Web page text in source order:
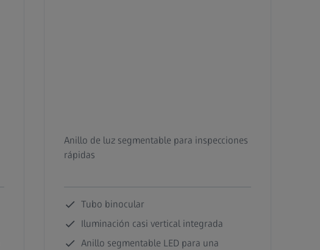
Anillo de luz segmentable para inspecciones
rápidas
Tubo binocular
Iluminación casi vertical integrada
Anillo segmentable LED para una